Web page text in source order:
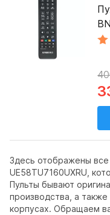
Здесь отображены все
UE58TU7160UXRU,
Пульты бывают
производства, а
корпусах. Обращаем